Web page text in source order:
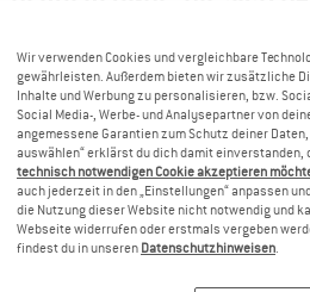
Wir verwenden Cookies und vergleichbare
gewährleisten. Außerdem bieten wir zusätzliche
Inhalte und Werbung zu personalisieren, bzw.
Social Media-, Werbe- und Analysepartner von
angemessene Garantien zum Schutz deiner
auswählen“ erklärst du dich damit einverstanden,
technisch notwendigen Cookie akzeptieren
auch jederzeit in den „Einstellungen“ anpassen
die Nutzung dieser Website nicht notwendig und
Webseite widerrufen oder erstmals vergeben
findest du in unseren Datenschutzhinweisen.